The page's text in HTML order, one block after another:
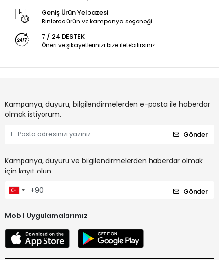
Geniş Ürün Yelpazesi
Binlerce ürün ve kampanya seçeneği
7 / 24 DESTEK
Öneri ve şikayetlerinizi bize iletebilirsiniz.
Kampanya, duyuru, bilgilendirmelerden e-posta ile haberdar
olmak istiyorum.
Gönder
Kampanya, duyuru ve bilgilendirmelerden haberdar olmak
için kayıt olun.
Gönder
Mobil Uygulamalarımız